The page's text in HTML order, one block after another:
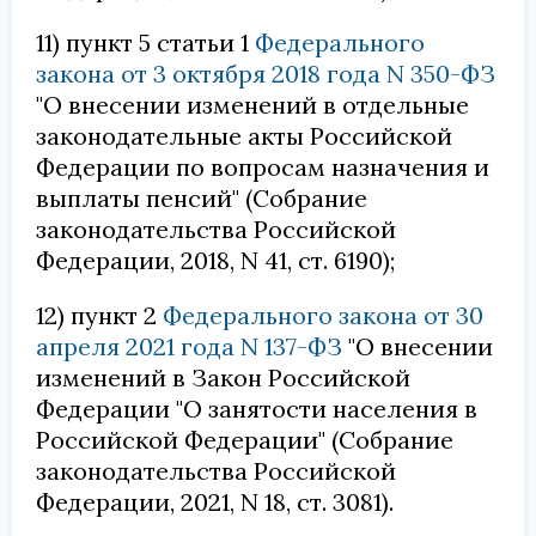
11) пункт 5 статьи 1 Федерального
закона от 3 октября 2018 года N 350-ФЗ
"О внесении изменений в отдельные
законодательные акты Российской
Федерации по вопросам назначения и
выплаты пенсий" (Собрание
законодательства Российской
Федерации, 2018, N 41, ст. 6190);
12) пункт 2 Федерального закона от 30
апреля 2021 года N 137-ФЗ "О внесении
изменений в Закон Российской
Федерации "О занятости населения в
Российской Федерации" (Собрание
законодательства Российской
Федерации, 2021, N 18, ст. 3081).